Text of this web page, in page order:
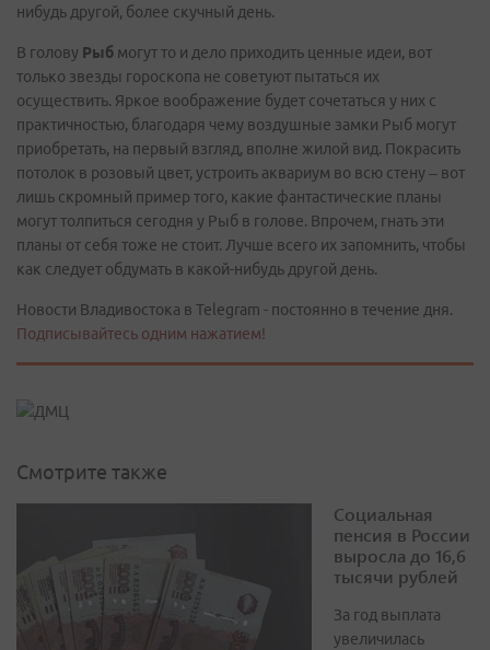
нибудь другой, более скучный день.
В голову Рыб могут то и дело приходить ценные идеи, вот
только звезды гороскопа не советуют пытаться их
осуществить. Яркое воображение будет сочетаться у них с
практичностью, благодаря чему воздушные замки Рыб могут
приобретать, на первый взгляд, вполне жилой вид. Покрасить
потолок в розовый цвет, устроить аквариум во всю стену – вот
лишь скромный пример того, какие фантастические планы
могут толпиться сегодня у Рыб в голове. Впрочем, гнать эти
планы от себя тоже не стоит. Лучше всего их запомнить, чтобы
как следует обдумать в какой-нибудь другой день.
Новости Владивостока в Telegram - постоянно в течение дня.
Подписывайтесь одним нажатием!
Смотрите также
Социальная
пенсия в России
выросла до 16,6
тысячи рублей
За год выплата
увеличилась